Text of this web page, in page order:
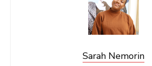
Sarah Nemorin